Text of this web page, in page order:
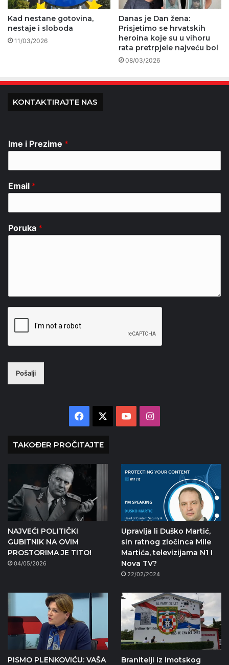
Kad nestane gotovina,
nestaje i sloboda
11/03/2026
Danas je Dan žena:
Prisjetimo se hrvatskih
heroina koje su u vihoru
rata pretrpjele najveću bol
08/03/2026
KONTAKTIRAJTE NAS
Ime i Prezime *
Email *
Poruka *
Pošalji
Facebook YouTubeInstagram
TAKOĐER PROČITAJTE
NAJVEĆI POLITIČKI
GUBITNIK NA OVIM
PROSTORIMA JE TITO!
04/05/2026
Upravlja li Duško Martić,
sin ratnog zločinca Mile
Martića, televizijama N1 I
Nova TV?
22/02/2024
PISMO PLENKOVIĆU: VAŠA
Branitelji iz Imotskog